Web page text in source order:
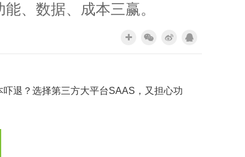
、数据、成本三赢。
退？选择第三方大平台SAAS，又担心功